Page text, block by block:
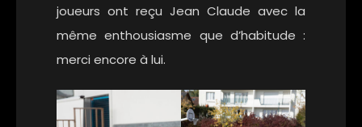
joueurs ont reçu Jean Claude avec la
même enthousiasme que d’habitude :
merci encore à lui.